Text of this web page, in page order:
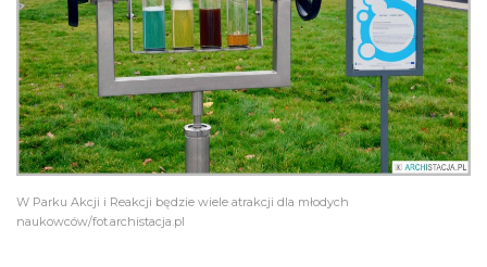
W Parku Akcji i Reakcji będzie wiele atrakcji dla młodych
naukowców/fot.archistacja.pl